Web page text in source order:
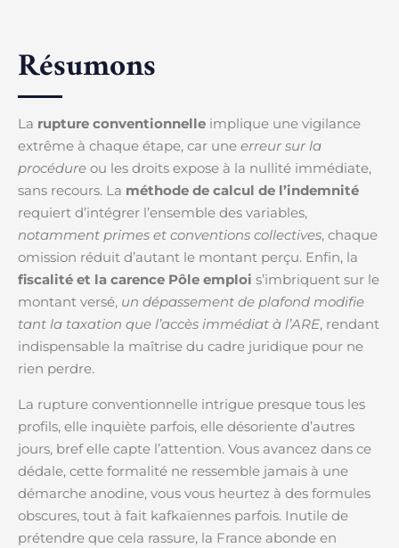
Résumons
La rupture conventionnelle implique une vigilance
extrême à chaque étape, car une erreur sur la
procédure ou les droits expose à la nullité immédiate,
sans recours. La méthode de calcul de l’indemnité
requiert d’intégrer l’ensemble des variables,
notamment primes et conventions collectives, chaque
omission réduit d’autant le montant perçu. Enfin, la
fiscalité et la carence Pôle emploi s’imbriquent sur le
montant versé, un dépassement de plafond modifie
tant la taxation que l’accès immédiat à l’ARE, rendant
indispensable la maîtrise du cadre juridique pour ne
rien perdre.
La rupture conventionnelle intrigue presque tous les
profils, elle inquiète parfois, elle désoriente d’autres
jours, bref elle capte l’attention. Vous avancez dans ce
dédale, cette formalité ne ressemble jamais à une
démarche anodine, vous vous heurtez à des formules
obscures, tout à fait kafkaïennes parfois. Inutile de
prétendre que cela rassure, la France abonde en